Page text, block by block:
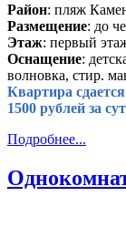
Район: пляж
Размещение: до
Этаж: первый
Оснащение:
волновка, стир.
Квартира
1500 рублей за
Подробнее...